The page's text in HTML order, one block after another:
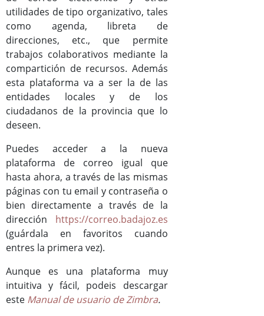
utilidades de tipo organizativo, tales
como agenda, libreta de
direcciones, etc., que permite
trabajos colaborativos mediante la
compartición de recursos. Además
esta plataforma va a ser la de las
entidades locales y de los
ciudadanos de la provincia que lo
deseen.
Puedes acceder a la nueva
plataforma de correo igual que
hasta ahora, a través de las mismas
páginas con tu email y contraseña o
bien directamente a través de la
dirección https://correo.badajoz.es
(guárdala en favoritos cuando
entres la primera vez).
Aunque es una plataforma muy
intuitiva y fácil, podeis descargar
este Manual de usuario de Zimbra.